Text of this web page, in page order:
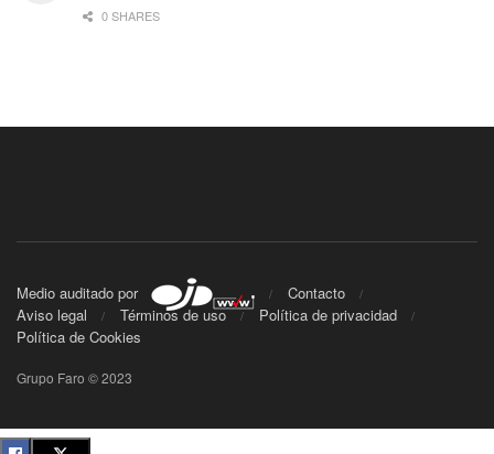
0 SHARES
Medio auditado por
Contacto
Aviso legal
Términos de uso
Política de privacidad
Política de Cookies
Grupo Faro © 2023